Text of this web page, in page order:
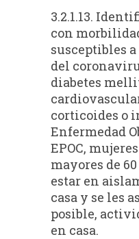
3.2.1.13.
con
susceptibles
del
diabetes
corticoides o
Enfermedad
EPOC,
mayores de
estar en
casa y se les
posible,
en casa.